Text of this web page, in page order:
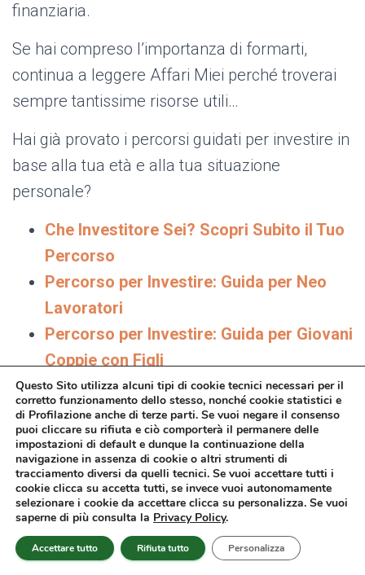
finanziaria.
Se hai compreso l’importanza di formarti,
continua a leggere Affari Miei perché troverai
sempre tantissime risorse utili…
Hai già provato i percorsi guidati per investire in
base alla tua età e alla tua situazione
personale?
Che Investitore Sei? Scopri Subito il Tuo
Percorso
Percorso per Investire: Guida per Neo
Lavoratori
Percorso per Investire: Guida per Giovani
Coppie con Figli
Percorso per Investire: Guida per Mezza
Età
Percorso per Investire: Guida per Over
65
IMPORTANTE - I Tuoi Investimenti in
Banca non ti convincono? Scopri il
DOCUMENTO SEGRETO (che la tua banca
nasconde) in cui è spiegato tutto!
Questo Sito utilizza alcuni tipi di cookie tecnici necessari per il
corretto funzionamento dello stesso, nonché cookie statistici e
di Profilazione anche di terze parti. Se vuoi negare il consenso
puoi cliccare su rifiuta e ciò comporterà il permanere delle
impostazioni di default e dunque la continuazione della
navigazione in assenza di cookie o altri strumenti di
tracciamento diversi da quelli tecnici. Se vuoi accettare tutti i
cookie clicca su accetta tutti, se invece vuoi autonomamente
selezionare i cookie da accettare clicca su personalizza. Se vuoi
saperne di più consulta la Privacy Policy.
Accettare tutto Rifiuta tutto Personalizza